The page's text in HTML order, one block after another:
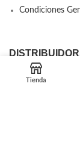
Condiciones
Tienda